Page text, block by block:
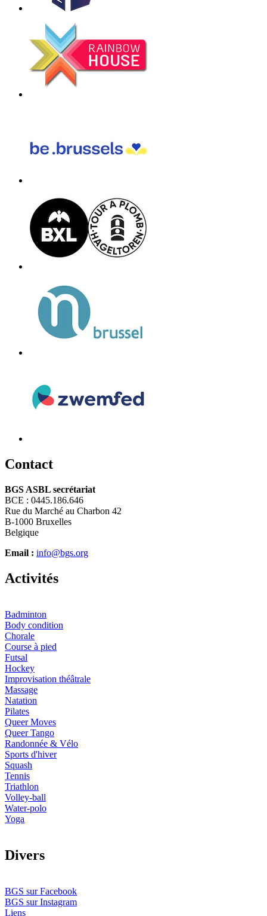
Contact
BGS ASBL secrétariat
BCE : 0445.186.646
Rue du Marché au Charbon 42
B-1000 Bruxelles
Belgique
Email : info@bgs.org
Activités
Badminton
Body condition
Chorale
Course à pied
Futsal
Hockey
Improvisation théâtrale
Massage
Natation
Pilates
Queer Moves
Queer Tango
Randonnée & Vélo
Sports d'hiver
Squash
Tennis
Triathlon
Volley-ball
Water-polo
Yoga
Divers
BGS sur Facebook
BGS sur Instagram
Liens